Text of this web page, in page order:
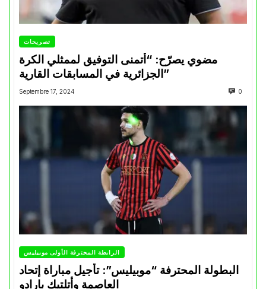
تصريحات
مضوي يصرّح: “أتمنى التوفيق لممثلي الكرة
الجزائرية في المسابقات القارية”
Septembre 17, 2024 0
الرابطة المحترفة الأولى موبيليس
البطولة المحترفة “موبيليس”: تأجيل مباراة إتحاد
العاصمة وأتلتيك بارادو